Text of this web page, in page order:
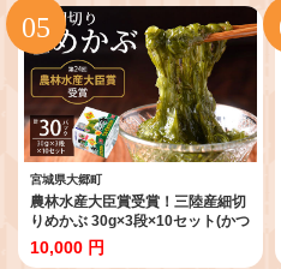
宮城県大郷町
農林水産大臣賞受賞！三陸産細切
りめかぶ 30g×3段×10セット(かつ
おたれ付き) 計30パック入り｜宮
城産 三陸 国産 めかぶ メカブ 冷凍
10,000 円